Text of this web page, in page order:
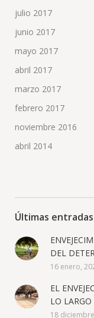
julio 2017
junio 2017
mayo 2017
abril 2017
marzo 2017
febrero 2017
noviembre 2016
abril 2014
Últimas
DEL
16 enero,
EL
LO
18